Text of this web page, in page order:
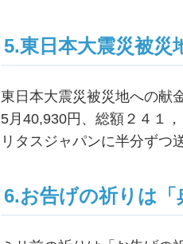
5.東日本大震災被災
東日本大震災被災地への献
5月40,930円、総額２４１
リタスジャパンに半分ずつ
6.お告げの祈りは「